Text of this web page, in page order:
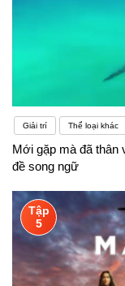
Giải trí Thể loại khác
Mới gặp mà đã thân
đề song ngữ
Tập
5